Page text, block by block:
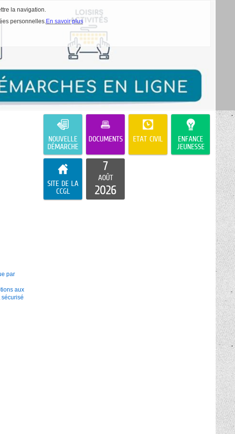
la navigation.
personnelles.En savoir plus
NOUVELLE
DÉMARCHE
DOCUMENTS ETAT CIVIL
ENFANCE
JEUNESSE
SITE DE LA
CCGL
7
AOÛT
2026
par
aux